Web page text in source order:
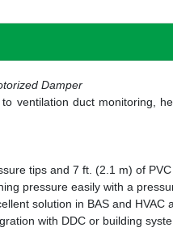
Damper
ventilation duct monitoring,
tips and 7 ft. (2.1 m) of
pressure easily with a
solution in BAS and
with DDC or building